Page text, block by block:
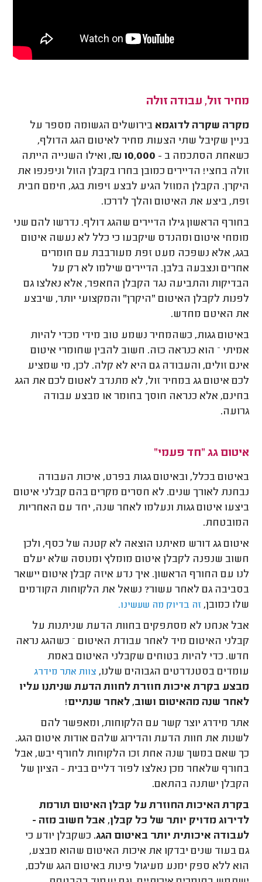
מחיר זול, עבודה זולה
מקרה שקרה לדוגמא בירושלים הגשומה מספר על
בניין שקיבל שתי הצעות מחיר לאיטום הגג הדולף,
כשאחת הסתכמה ב - 10,000 ₪
, ואילו השנייה הייתה
זולה בחצי! הדיירים כמובן בחרו בקבלן הזול וניפנפו את
היקרן. הקבלן המוזל הגיע לבצע זיפות בגג, חימם חבית
זפת, ביצע את האיטום והלך לדרכו.
בחורף הראשון גילו הדיירים שהגג דולף. נדרשו להם שני
מומחי איטום ומהנדס שיקבעו כי כלל לא נעשה איטום
בגג, אלא נשפכה מעט זפת מעורבבת עם חומרים
אחרים ונצבעה בלבן. הדיירים שילמו לא רק על
הבדיקות והתביעה נגד הקבלן החאפר, אלא נאלצו גם
לפנות לקבלן האיטום "היקרן" והמקצועי יותר, שיבצע
את האיטם מחדש.
באיטום גגות, כשהמחיר נשמע טוב מידי מכדי להיות
אמיתי – הוא כנראה כזה. חשוב להבין שחומרי איטום
אינם זולים, והעבודה גם היא לא קלה. לכן, מי שמציע
לכם איטום גג במחיר זול, לא מתנדב לאטום לכם את הגג
בחינם, אלא כנראה חוסך בחומר או מבצע עבודה
גרועה.
איטום גג "חד פעמי"
באיטום בכלל, ובאיטום גגות בפרט, איכות העבודה
נבחנת לאורך שנים. לא חסרים מקרים בהם קבלני איטום
ביצעו איטום גגות ונעלמו לאחר שנה, יחד עם האחריות
המובטחת.
איטום גג דורש מאיתנו הוצאה לא קטנה של כסף, ולכן
חשוב שנפנה לקבלן איטום מומלץ ומנוסה שלא יעלם
לנו עם החורף הראשון. איך נדע איזה קבלן איטום יישאר
בסביבה גם לאחר עשור? נשאל את הלקוחות הקודמים
שלו כמובן, זה בדיוק מה שעשינו.
אבל אנחנו לא מסתפקים בחוות הדעת שניתנות על
קבלני האיטום מיד לאחר עבודת האיטום – כשהגג נראה
חדש. כדי להיות בטוחים שקבלני האיטום באמת
עומדים בסטנדרטים הגבוהים שלנו, צוות אתר מידרג
מבצע בקרת איכות חוזרת לחוות הדעת שניתנו עליו
לאחר שנה מהאיטום ושוב, לאחר שנתיים!
אתר מידרג יוצר קשר עם הלקוחות, ומאפשר להם
לשנות את חוות הדעת והדירוג שלהם אודות איטום הגג.
כך שאם במשך שנה אחת זכו הלקוחות לחורף יבש, אבל
בחורף שלאחר מכן נאלצו לפזר דליים בבית - הציון של
הקבלן ישתנה בהתאם.
בקרת האיכות החוזרת על קבלן האיטום תורמת
לדירוג מדויק יותר של כל קבלן, אבל חשוב מזה -
לעבודה איכותית יותר באיטום הגג. כשקבלן יודע כי
גם בעוד שנים יבדקו את איכות האיטום שהוא מבצע,
הוא ללא ספק ימנע מעיגול פינות באיטום הגג שלכם,